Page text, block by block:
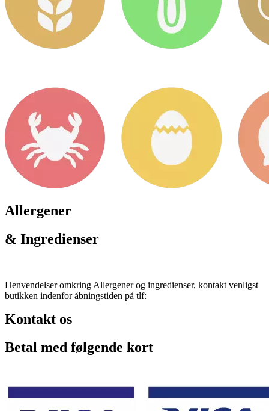
Allergener
& Ingredienser
Henvendelser omkring Allergener og ingredienser, kontakt venligst
butikken indenfor åbningstiden på tlf:
Kontakt os
Betal med følgende kort